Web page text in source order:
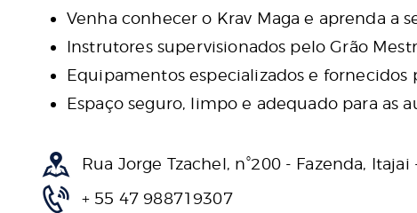
Venha conhecer o Krav Maga e aprenda a
Instrutores supervisionados pelo Grão
Equipamentos especializados e fornecidos
Espaço seguro, limpo e adequado para as
Rua Jorge Tzachel, n°200 - Fazenda, Itajai
+ 55 47 988719307